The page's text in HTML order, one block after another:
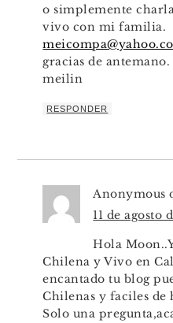
o simplemente
vivo con mi familia.
gracias de antemano.
meilin
RESPONDER
Anonymous
11 de agosto
Hola
Chilena y Vivo en
encantado tu blog
Chilenas y faciles de
Solo una